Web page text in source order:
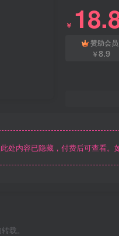
￥
赞助会员
￥8.9
此处内容已隐藏，付费后可查看。
载。